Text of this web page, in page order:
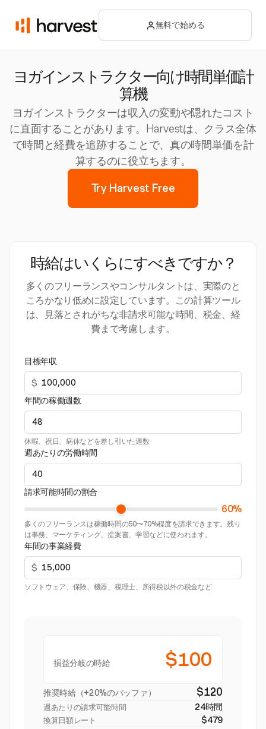
無料で始める
ヨガインストラクター向け時間単価計
算機
ヨガインストラクターは収入の変動や隠れたコスト
に直面することがあります。Harvestは、クラス全体
で時間と経費を追跡することで、真の時間単価を計
算するのに役立ちます。
Try Harvest Free
時給はいくらにすべきですか？
多くのフリーランスやコンサルタントは、実際のと
ころかなり低めに設定しています。この計算ツール
は、見落とされがちな非請求可能な時間、税金、経
費まで考慮します。
目標年収
$
年間の稼働週数
休暇、祝日、病休などを差し引いた週数
週あたりの労働時間
請求可能時間の割合
60%
多くのフリーランスは稼働時間の50〜70%程度を請求できます。残り
は事務、マーケティング、提案書、学習などに使われます。
年間の事業経費
$
ソフトウェア、保険、機器、税理士、所得税以外の税金など
損益分岐の時給 $100
推奨時給（+20%のバッファ） $120
週あたりの請求可能時間 24時間
換算日額レート $479